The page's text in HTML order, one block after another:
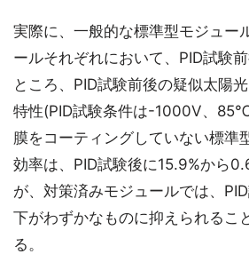
実際に、一般的な標準型モジュー
ールそれぞれにおいて、PID試験
ところ、PID試験前後の疑似太陽
特性(PID試験条件は-1000V、
膜をコーティングしていない標準
効率は、PID試験後に15.9%から
が、対策済みモジュールでは、
下がわずかなものに抑えられるこ
る。